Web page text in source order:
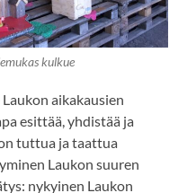
kulkue
aikakausien
esittää, yhdistää ja
tuttua ja taattua
Laukon suuren
nykyinen Laukon